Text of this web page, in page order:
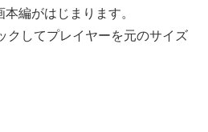
編がはじまります。
クしてプレイヤーを元のサイズ